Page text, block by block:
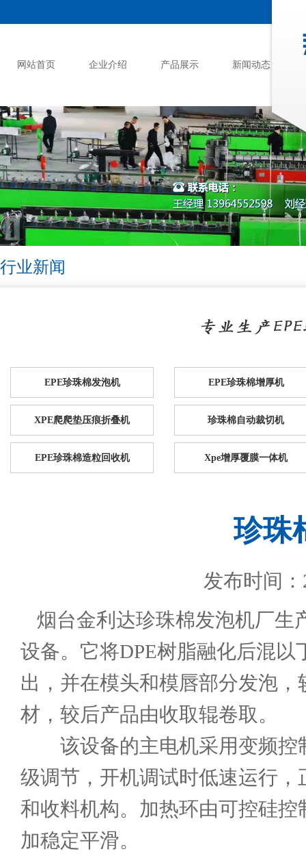
网站首页 企业介绍 产品展示 新闻动态
行业新闻
EPE珍珠棉发泡机 EPE珍珠棉增厚机
XPE爬爬垫压痕折叠机 珍珠棉自动裁切机
EPE珍珠棉造粒回收机 Xpe增厚覆膜一体机
珍珠
发布时间：
烟台金利达珍珠棉发泡机厂生
设备。它将DPE树脂融化后混
出，并在模头和模唇部分发泡
材，较后产品由收取辊卷取。
该设备的主电机采用变频控
级调节，开机调试时低速运行
和收料机构。加热环由可控硅
加稳定平滑。